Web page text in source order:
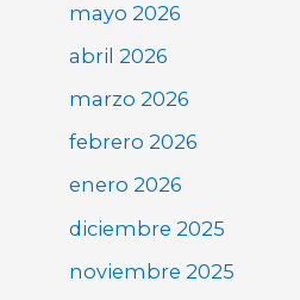
mayo 2026
abril 2026
marzo 2026
febrero 2026
enero 2026
diciembre 2025
noviembre 2025